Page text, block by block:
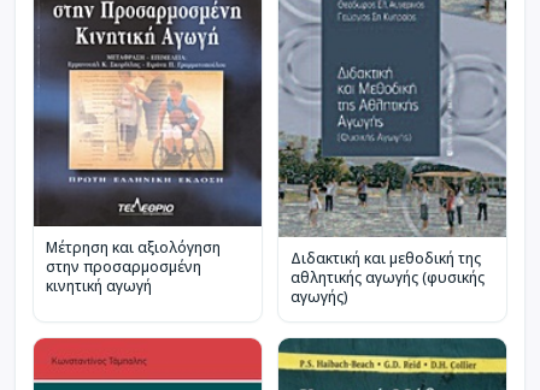
Μέτρηση και αξιολόγηση
στην προσαρμοσμένη
κινητική αγωγή
Διδακτική και μεθοδική της
αθλητικής αγωγής (φυσικής
αγωγής)